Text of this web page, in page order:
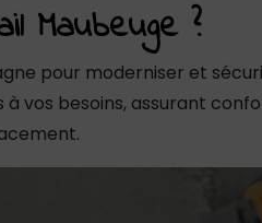
Maubeuge ?
pour moderniser et
vos besoins, assurant